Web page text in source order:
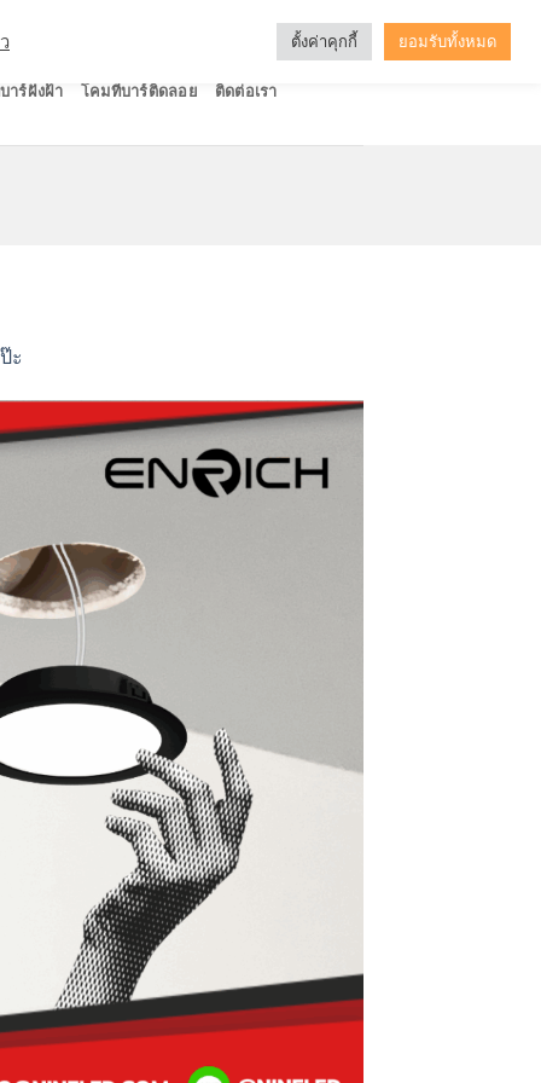
าร์ฝังฝ้า โคมทีบาร์ติดลอย ติดต่อเรา
ะ
ตั้งค่าคุกกี้ ยอมรับทั้งหมด